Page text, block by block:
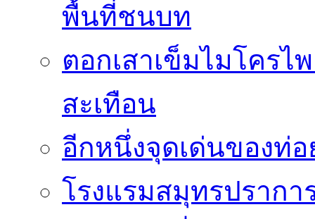
พื้นที่ชนบท
ตอกเสาเข็มไมโคร
สะเทือน
อีกหนึ่งจุดเด่นของท่
โรงแรมสมุทรปราก